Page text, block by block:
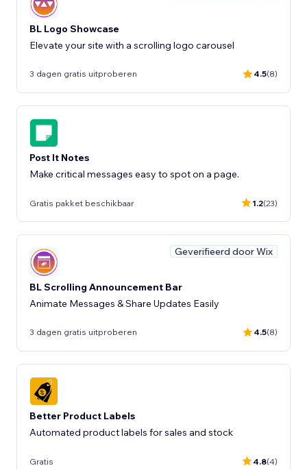
BL Logo Showcase
Elevate your site with a scrolling logo carousel
3 dagen gratis uitproberen 4.5(8)
Post It Notes
Make critical messages easy to spot on a page.
Gratis pakket beschikbaar 1.2(23)
Geverifieerd door Wix
BL Scrolling Announcement Bar
Animate Messages & Share Updates Easily
3 dagen gratis uitproberen 4.5(8)
Better Product Labels
Automated product labels for sales and stock
Gratis 4.8(4)